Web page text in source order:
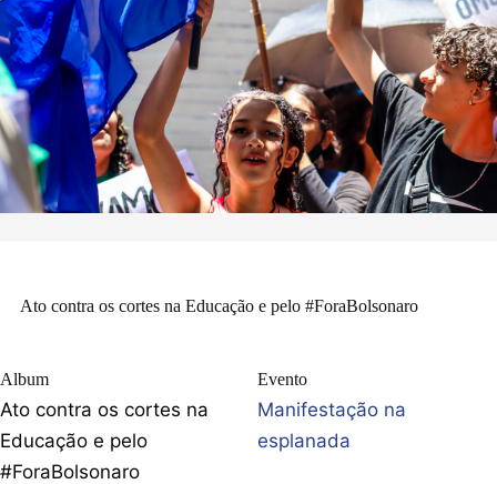
Ato contra os cortes na Educação e pelo #ForaBolsonaro
Album
Ato contra os cortes na
Educação e pelo
#ForaBolsonaro
Evento
Manifestação na
esplanada